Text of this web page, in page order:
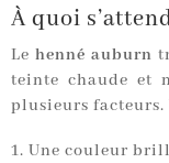
À quoi
Le henné auburn
teinte chaude et
plusieurs facteurs.
Une couleur